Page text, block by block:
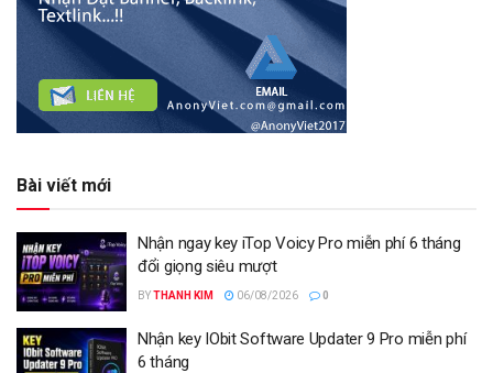
Bài viết mới
Nhận ngay key iTop Voicy Pro miễn phí 6 tháng
đổi giọng siêu mượt
BYTHANH KIM 06/08/2026 0
Nhận key IObit Software Updater 9 Pro miễn phí
6 tháng